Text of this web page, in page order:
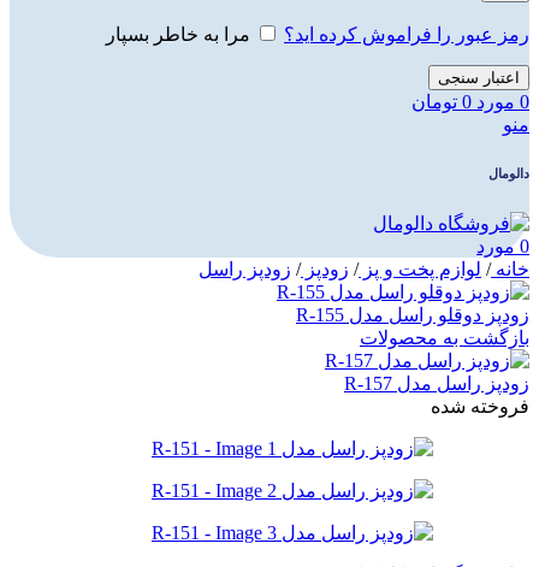
رمز عبور را فراموش کرده اید؟ مرا به خاطر بسپار
اعتبار سنجی
0 مورد 0 تومان
منو
دالومال
0 مورد
خانه/ لوازم پخت و پز/ زودپز/ زودپز راسل
زودپز دوقلو راسل مدل R-155
بازگشت به محصولات
زودپز راسل مدل R-157
فروخته شده